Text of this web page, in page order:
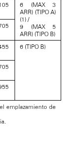
6 (MAX 3
ARR) (TIPO A)
(1) /
9 (MAX 5
ARR) (TIPO B)
6 (TIPO B)
emplazamiento de